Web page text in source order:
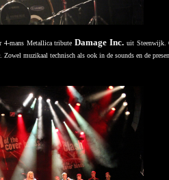
4-mans Metallica tribute Damage Inc. uit Steenwijk.
. Zowel muzikaal technisch als ook in de sounds en de